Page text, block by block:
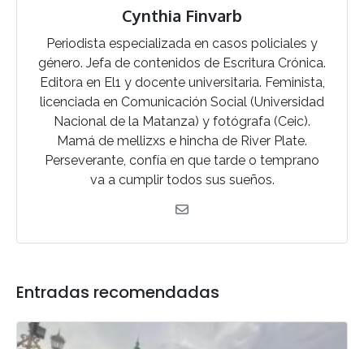
Cynthia Finvarb
Periodista especializada en casos policiales y
género. Jefa de contenidos de Escritura Crónica.
Editora en El1 y docente universitaria. Feminista,
licenciada en Comunicación Social (Universidad
Nacional de la Matanza) y fotógrafa (Ceic).
Mamá de mellizxs e hincha de River Plate.
Perseverante, confía en que tarde o temprano
va a cumplir todos sus sueños.
Entradas recomendadas